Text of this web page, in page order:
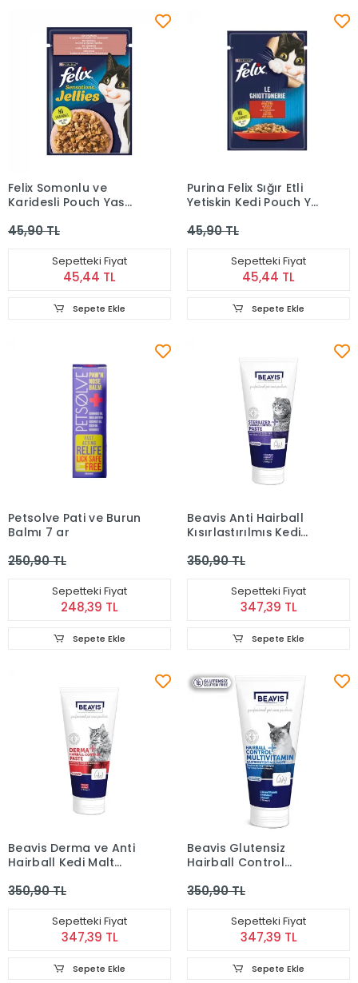
Felix Somonlu ve
Karidesli Pouch Yaş
45,90 TL
Sepetteki Fiyat
45,44 TL
Sepete Ekle
Purina Felix Sığır Etli
Yetişkin Kedi Pouch Yaş
45,90 TL
Sepetteki Fiyat
45,44 TL
Sepete Ekle
Petsolve Pati ve Burun
Balmı 7 gr
250,90 TL
Sepetteki Fiyat
248,39 TL
Sepete Ekle
Beavis Anti Hairball
Kısırlaştırılmış Kedi
350,90 TL
Sepetteki Fiyat
347,39 TL
Sepete Ekle
Beavis Derma ve Anti
Hairball Kedi Malt
350,90 TL
Sepetteki Fiyat
347,39 TL
Sepete Ekle
Beavis Glutensiz
Hairball Control
Gastointestinal Kedi
350,90 TL
Sepetteki Fiyat
347,39 TL
Sepete Ekle